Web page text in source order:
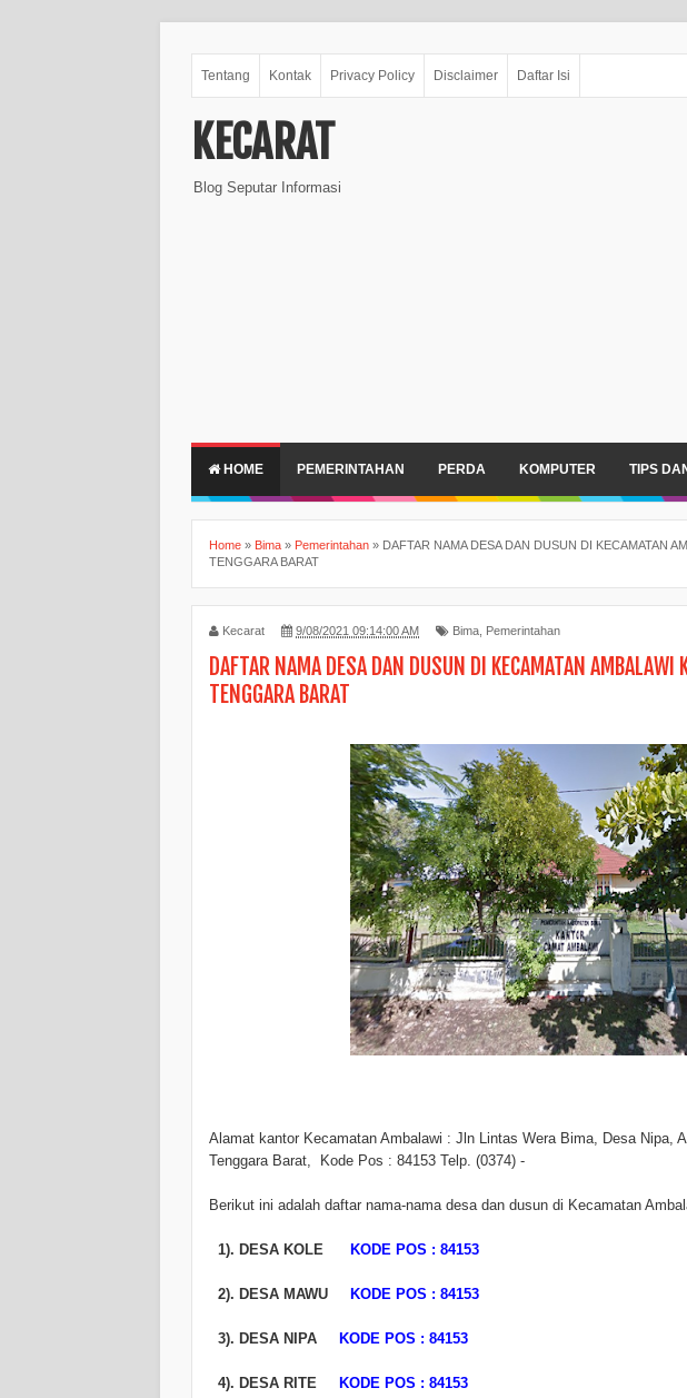
Tentang Kontak Privacy Policy Disclaimer Daftar Isi
KECARAT
Blog Seputar Informasi
HOME PEMERINTAHAN PERDA KOMPUTER TIPS
Home » Bima » Pemerintahan » DAFTAR NAMA DESA DAN DUSUN DI KECAMATAN
TENGGARA BARAT
Kecarat 9/08/2021 09:14:00 AM Bima Pemerintahan
DAFTAR NAMA DESA DAN DUSUN DI KECAMATAN AMBALAWI
TENGGARA BARAT
Alamat kantor Kecamatan Ambalawi : Jln Lintas Wera Bima, Desa Nipa,
Tenggara Barat, Kode Pos : 84153 Telp. (0374) -
Berikut ini adalah daftar nama-nama desa dan dusun di Kecamatan
1). DESA KOLE KODE POS : 84153
2). DESA MAWU KODE POS : 84153
3). DESA NIPA KODE POS : 84153
4). DESA RITE KODE POS : 84153